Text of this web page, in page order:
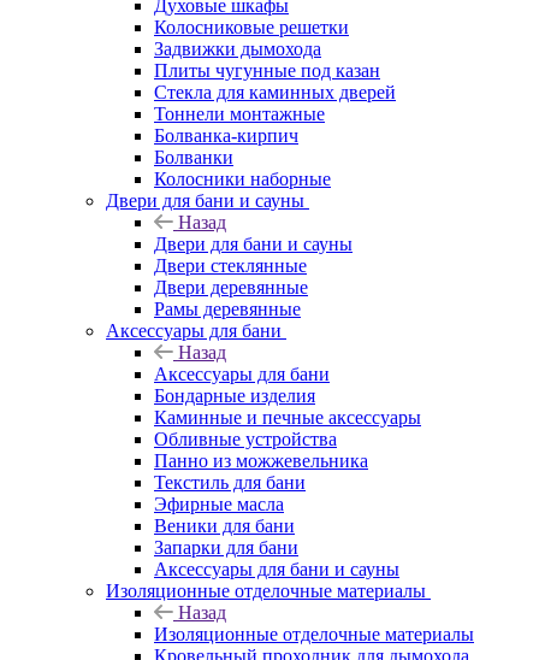
Духовые шкафы
Колосниковые решетки
Задвижки дымохода
Плиты чугунные под казан
Стекла для каминных дверей
Тоннели монтажные
Болванка-кирпич
Болванки
Колосники наборные
Двери для бани и сауны
Назад
Двери для бани и сауны
Двери стеклянные
Двери деревянные
Рамы деревянные
Аксессуары для бани
Назад
Аксессуары для бани
Бондарные изделия
Каминные и печные аксессуары
Обливные устройства
Панно из можжевельника
Текстиль для бани
Эфирные масла
Веники для бани
Запарки для бани
Аксессуары для бани и сауны
Изоляционные отделочные материалы
Назад
Изоляционные отделочные материалы
Кровельный проходник для дымохода